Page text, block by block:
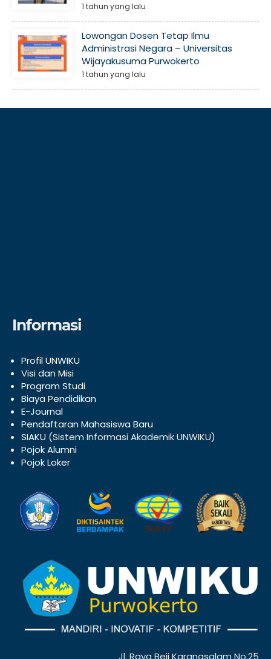
1 tahun yang lalu
Lowongan Dosen Tetap Ilmu
Administrasi Negara – Universitas
Wijayakusuma Purwokerto
1 tahun yang lalu
Informasi
Profil UNWIKU
Visi dan Misi
Program Studi
Biaya Pendidikan
E-Journal
Pendaftaran Mahasiswa Baru
SIAKU (Sistem Informasi Akademik UNWIKU)
Pojok Alumni
Pojok Loker
Jl. Raya Beji Karangsalam No.25